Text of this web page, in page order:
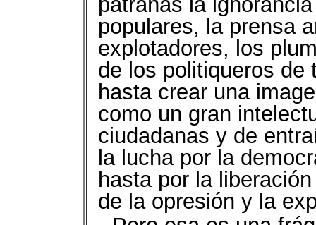
populares, la prensa
explotadores, los
de los politiqueros de
hasta crear una
como un gran
ciudadanas y de
la lucha por la
hasta por la
de la opresión y la